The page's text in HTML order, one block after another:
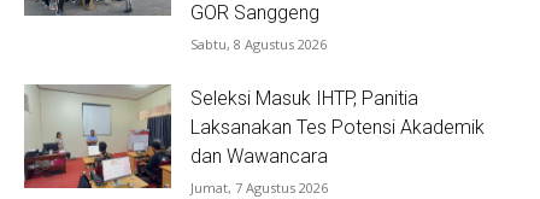
GOR Sanggeng
Sabtu, 8 Agustus 2026
Seleksi Masuk IHTP, Panitia
Laksanakan Tes Potensi Akademik
dan Wawancara
Jumat, 7 Agustus 2026